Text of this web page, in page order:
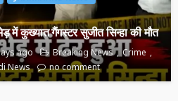
में कुख्यात गैंगस्टर सुजीत सिन्हा की मौत
ago Breaking News
Crime
News no comment